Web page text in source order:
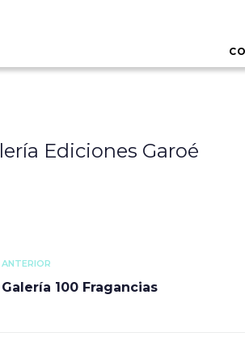
Ediciones Garoé
ANTERIOR
Galería 100 Fragancias